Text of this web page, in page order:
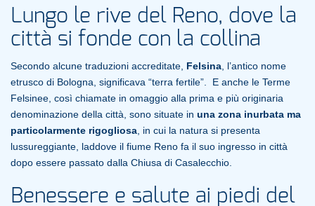
Lungo le rive del Reno, dove la
città si fonde con la collina
Secondo alcune traduzioni accreditate, Felsina , l’antico nome
etrusco di Bologna, significava “terra fertile”. E anche le Terme
Felsinee, così chiamate in omaggio alla prima e più originaria
denominazione della città, sono situate in una zona inurbata ma
particolarmente rigogliosa , in cui la natura si presenta
lussureggiante, laddove il fiume Reno fa il suo ingresso in città
dopo essere passato dalla Chiusa di Casalecchio.
Benessere e salute ai piedi del